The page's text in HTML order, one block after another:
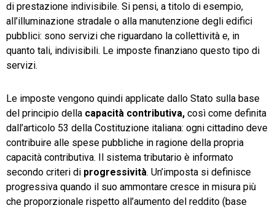
CRM
Email Marketing
Fatturazione
Financial Solutions
HR
di prestazione indivisibile. Si pensi, a titolo di esempio,
all’illuminazione stradale o alla manutenzione degli edifici
pubblici: sono servizi che riguardano la collettività e, in
quanto tali, indivisibili. Le imposte finanziano questo tipo di
servizi.
Le imposte vengono quindi applicate dallo Stato sulla base
del principio della capacità contributiva, così come definita
dall’articolo 53 della Costituzione italiana: ogni cittadino deve
contribuire alle spese pubbliche in ragione della propria
capacità contributiva. Il sistema tributario è informato
secondo criteri di progressività. Un’imposta si definisce
progressiva quando il suo ammontare cresce in misura più
che proporzionale rispetto all’aumento del reddito (base